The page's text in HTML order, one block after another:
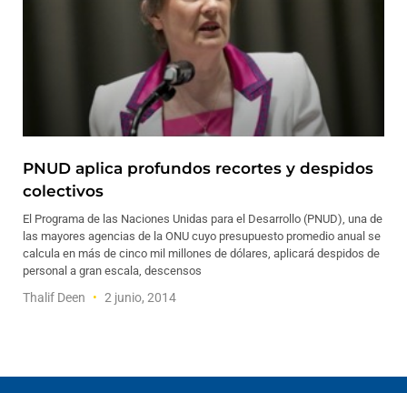
PNUD aplica profundos recortes y despidos
colectivos
El Programa de las Naciones Unidas para el Desarrollo (PNUD), una de
las mayores agencias de la ONU cuyo presupuesto promedio anual se
calcula en más de cinco mil millones de dólares, aplicará despidos de
personal a gran escala, descensos
Thalif Deen 2 junio, 2014